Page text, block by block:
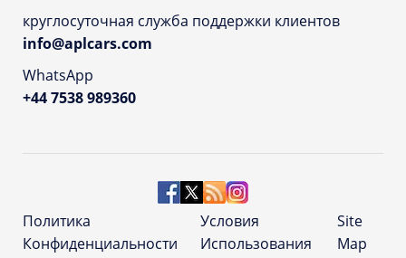
круглосуточная служба поддержки клиентов
info@aplcars.com
WhatsApp
+44 7538 989360
Политика
Конфиденциальности
Условия
Использования
Site
Map